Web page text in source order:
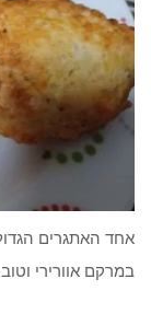
אחד האתגרים
במרקם אוורירי וטוב.